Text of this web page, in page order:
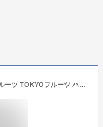
【送料無料】Tokyo fruits トーキョー フルーツ TOKYOフルーツ ハンドクリーム30g イチゴ/リンゴ/モモ/ペア コスメ スキムミルク ハマナス花エキス コラーゲン